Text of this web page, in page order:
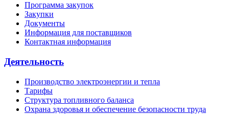
Программа закупок
Закупки
Документы
Информация для поставщиков
Контактная информация
Деятельность
Производство электроэнергии и тепла
Тарифы
Структура топливного баланса
Охрана здоровья и обеспечение безопасности труда